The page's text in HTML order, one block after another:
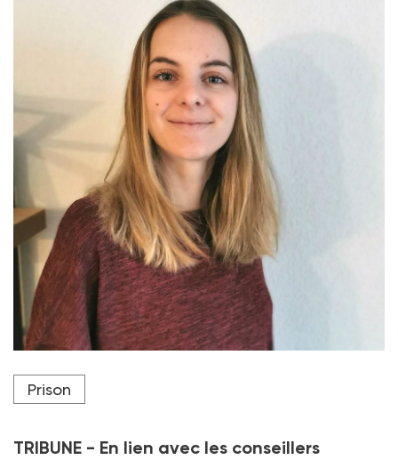
Manon Heurtin, assistante sociale en Spip
Crédit photo DR
Prison
TRIBUNE - En lien avec les conseillers